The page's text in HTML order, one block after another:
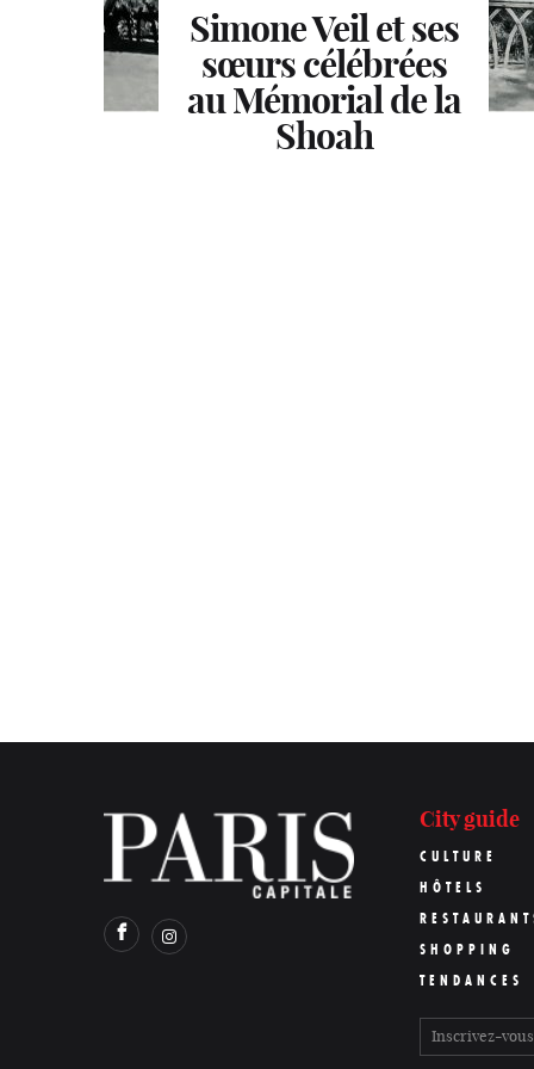
Simone Veil et ses
sœurs célébrées
au Mémorial de la
Shoah
Visages d’artistes.
De Gustave
Courbet à Annette
Messager
EXPOSITION
Marilyn forever
City guide
CULTURE
HÔTELS
SHOPPING
TENDANCES